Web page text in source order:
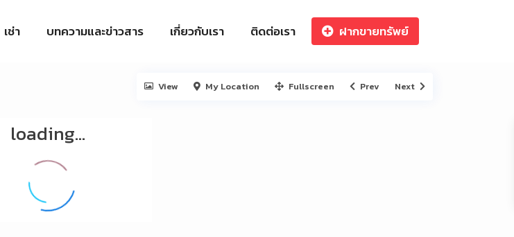
เช่า บทความและข่าวสาร เกี่ยวกับเรา ติดต่อเรา ฝากขายทรัพย์
loading...
View My Location Fullscreen Prev Next